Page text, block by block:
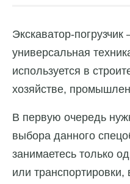
Экскаватор-
универсальная
используется в
хозяйстве,
В первую очередь
выбора данного
занимаетесь только
или